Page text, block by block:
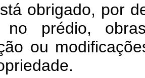
obrigado, por
no prédio,
ou